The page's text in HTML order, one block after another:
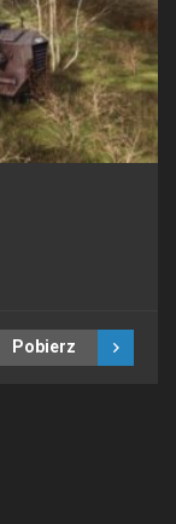
Pobierz